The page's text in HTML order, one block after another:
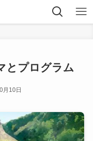
プログラム
月10日